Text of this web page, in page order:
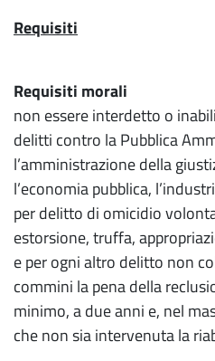
Requisiti
Requisiti morali
non essere interdetto o
delitti contro la Pubblica
l’amministrazione della
l’economia pubblica,
per delitto di omicidio
estorsione, truffa,
e per ogni altro delitto non
commini la pena della
minimo, a due anni e, nel
che non sia intervenuta la